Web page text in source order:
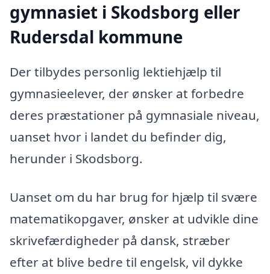
gymnasiet i Skodsborg eller
Rudersdal kommune
Der tilbydes personlig lektiehjælp til
gymnasieelever, der ønsker at forbedre
deres præstationer på gymnasiale niveau,
uanset hvor i landet du befinder dig,
herunder i Skodsborg.
Uanset om du har brug for hjælp til svære
matematikopgaver, ønsker at udvikle dine
skrivefærdigheder på dansk, stræber
efter at blive bedre til engelsk, vil dykke